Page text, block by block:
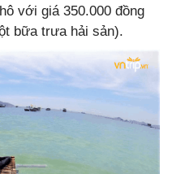
với giá 350.000 đồng
bữa trưa hải sản).